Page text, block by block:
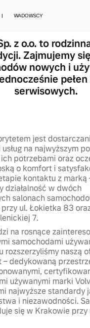
WADOWSCY
z o.o. to
Zajmujemy
nowych i
pełen
serwisowych.
jest
na najwyższym
potrzebami oraz
o komfort i
kontaktu z marką
działalność w dwóch
salonach
ul. Łokietka 83
7.
na rosnące
samochodami
rozszerzyliśmy naszą
– dedykowaną
używanymi marki
najwyższe standardy
i niezawodności.
się w Krakowie przy